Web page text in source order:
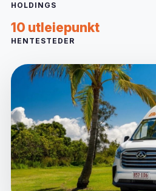
HOLDINGS
10 utleiepunkt
HENTESTEDER